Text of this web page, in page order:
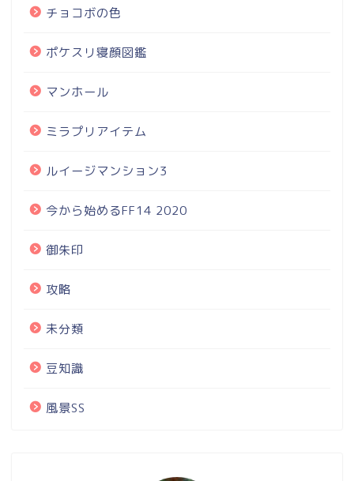
チョコボの色
ポケスリ寝顔図鑑
マンホール
ミラプリアイテム
ルイージマンション3
今から始めるFF14 2020
御朱印
攻略
未分類
豆知識
風景SS